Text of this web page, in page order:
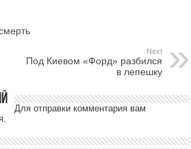
Next
Под Киевом «Форд» разбился
в лепешку
Для отправки комментария вам
.